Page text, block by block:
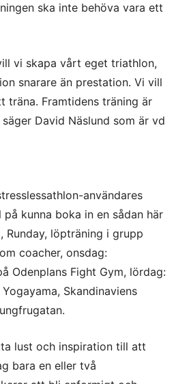
ska inte behöva vara ett
vi skapa vårt eget triathlon,
snarare än prestation. Vi vill
träna. Framtidens träning är
David Näslund som är vd
användares
kunna boka in en sådan här
Runday, löpträning i grupp
coacher, onsdag:
Odenplans Fight Gym, lördag:
Skandinaviens
lust och inspiration till att
bara en eller två